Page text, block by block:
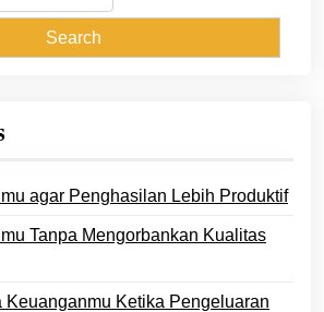
agar Penghasilan Lebih Produktif
Tanpa Mengorbankan Kualitas
Ketika Pengeluaran